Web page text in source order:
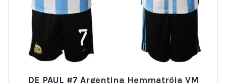
DE PAUL #7 Argentina Hemmatröja VM